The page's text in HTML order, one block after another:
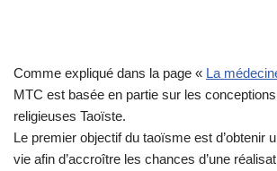
Comme expliqué dans la page « La
MTC est basée en partie sur les
religieuses Taoïste.
Le premier objectif du taoïsme est d’obtenir
vie afin d’accroître les chances d’une